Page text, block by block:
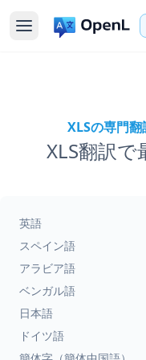
XLSの専門
XLS翻訳
英語
スペイン語
アラビア語
ベンガル語
日本語
ドイツ語